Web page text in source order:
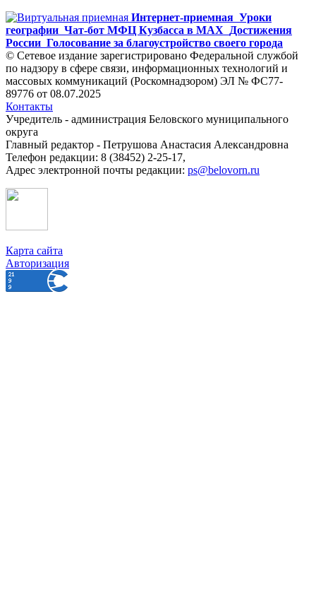
Интернет-приемная Уроки
географии Чат-бот МФЦ Кузбасса в MAX
Достижения
России Голосование за благоустройство своего города
© Сетевое издание зарегистрировано Федеральной службой
по надзору в сфере связи, информационных технологий и
массовых коммуникаций (Роскомнадзором) ЭЛ № ФС77-
89776 от 08.07.2025
Контакты
Учредитель - администрация Беловского муниципального
округа
Главный редактор - Петрушова Анастасия Александровна
Телефон редакции: 8 (38452) 2-25-17,
Адрес электронной почты редакции: ps@belovorn.ru
Карта сайта
Авторизация